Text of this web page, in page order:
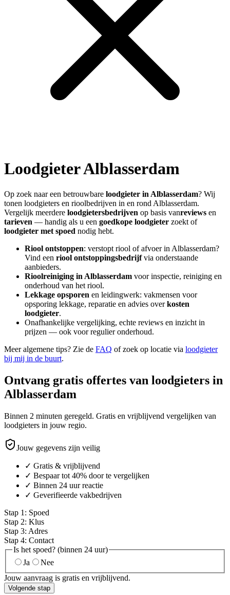
LoodgieterAlblasserdam
Op zoek naar een betrouwbare loodgieter in Alblasserdam? Wij
tonen loodgieters en rioolbedrijven in en rond Alblasserdam.
Vergelijk meerdere loodgietersbedrijven op basis vanreviews en
tarieven — handig als u een goedkope loodgieter zoekt of
loodgieter met spoed nodig hebt.
Riool ontstoppen: verstopt riool of afvoer in Alblasserdam?
Vind een riool ontstoppingsbedrijfvia onderstaande
aanbieders.
Rioolreiniging in Alblasserdam voor inspectie, reiniging en
onderhoud van het riool.
Lekkage opsporen en leidingwerk: vakmensen voor
opsporing lekkage, reparatie en advies overkosten
loodgieter.
Onafhankelijke vergelijking, echte reviews en inzicht in
prijzen — ook voor regulier onderhoud.
Meer algemene tips? Zie de FAQ of zoek op locatie via loodgieter
bij mij in de buurt.
Ontvang gratis offertes van loodgieters in
Alblasserdam
Binnen 2 minuten geregeld. Gratis en vrijblijvend vergelijken van
loodgieters in jouw regio.
Jouw gegevens zijn veilig
✓ Gratis & vrijblijvend
✓ Bespaar tot 40% door te vergelijken
✓ Binnen 24 uur reactie
✓ Geverifieerde vakbedrijven
Stap 1 : Spoed
Stap 2: Klus
Stap 3: Adres
Stap 4: Contact
Is het spoed? (binnen 24 uur)
Ja
Nee
Jouw aanvraag is gratis en vrijblijvend.
Volgende stap